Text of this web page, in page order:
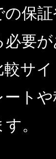
の保
必要
較サ
ート
。